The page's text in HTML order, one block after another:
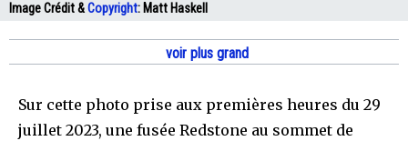
Image Crédit &Copyright: Matt Haskell
voir plus grand
Sur cette photo prise aux premières heures du 29
juillet 2023, une fusée Redstone au sommet de